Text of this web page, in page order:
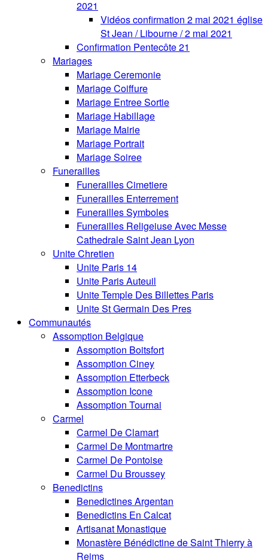
2021
Vidéos confirmation 2 mai 2021 église
St Jean / Libourne / 2 mai 2021
Confirmation Pentecôte 21
Mariages
Mariage Ceremonie
Mariage Coiffure
Mariage Entree Sortie
Mariage Habillage
Mariage Mairie
Mariage Portrait
Mariage Soiree
Funerailles
Funerailles Cimetiere
Funerailles Enterrement
Funerailles Symboles
Funerailles Religeiuse Avec Messe
Cathedrale Saint Jean Lyon
Unite Chretien
Unite Paris 14
Unite Paris Auteuil
Unite Temple Des Billettes Paris
Unite St Germain Des Pres
Communautés
Assomption Belgique
Assomption Boitsfort
Assomption Ciney
Assomption Etterbeck
Assomption Icone
Assomption Tournai
Carmel
Carmel De Clamart
Carmel De Montmartre
Carmel De Pontoise
Carmel Du Broussey
Benedictins
Benedictines Argentan
Benedictins En Calcat
Artisanat Monastique
Monastère Bénédictine de Saint Thierry à
Reims